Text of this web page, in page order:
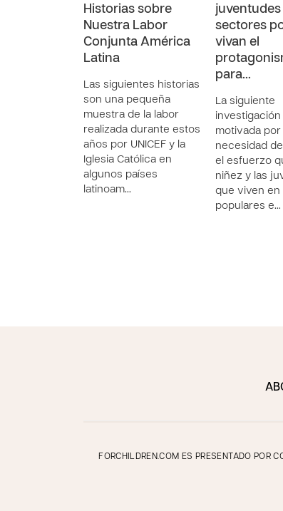
Historias sobre
Nuestra Labor
Conjunta América
Latina
Las siguientes historias
son una pequeña
muestra de la labor
realizada durante estos
años por UNICEF y la
Iglesia Católica en
algunos países
latinoam…
juventudes
sectores
vivan el
para…
La siguiente
investigación
motivada por
necesidad
el esfuerzo
niñez y las
que viven en
populares e…
FORCHILDREN.COM ES PRESENTADO POR